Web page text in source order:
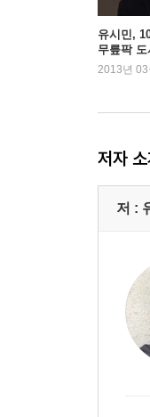
공산당
역사의
토대와
존재가
제5장.
꿈에 금
민족주
민족주
'실증
제6장.
유시민,
무릎팍
『어떻게
2013년 03
저자 소
저 :